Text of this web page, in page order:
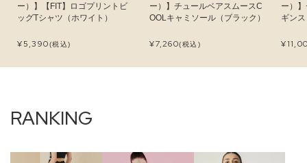
ー）】【FIT】ロゴプリントビ
ッグTシャツ（ホワイト）
¥5,390(税込)
ー）】チュールベアスムースC
OOLキャミソール（ブラック）
¥7,260(税込)
ー）
ギン
¥